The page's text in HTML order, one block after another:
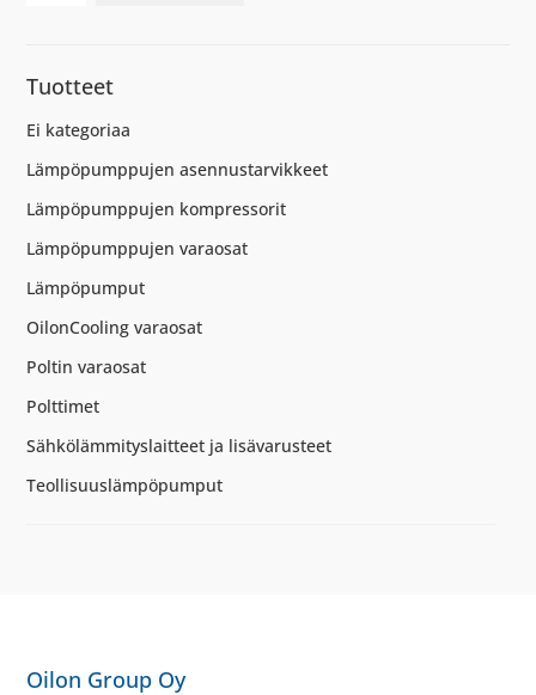
VC
230VAC
Tuotteet
Ei kategoriaa
Lämpöpumppujen asennustarvikkeet
Lämpöpumppujen kompressorit
Lämpöpumppujen varaosat
Lämpöpumput
OilonCooling varaosat
Poltin varaosat
Polttimet
Sähkölämmityslaitteet ja lisävarusteet
Teollisuuslämpöpumput
Oilon Group Oy